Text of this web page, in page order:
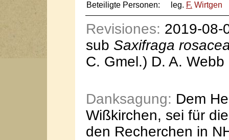
Beteiligte Personen: leg. F. Wirtgen
Revisiones: 2019-08-
sub Saxifraga
C. Gmel.) D. A. Webb
Danksagung: Dem
Wißkirchen, sei für
den Recherchen in